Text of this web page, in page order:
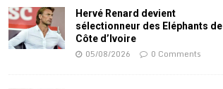
Hervé Renard devient
sélectionneur des Eléphants de
Côte d’Ivoire
05/08/2026 0 Comments